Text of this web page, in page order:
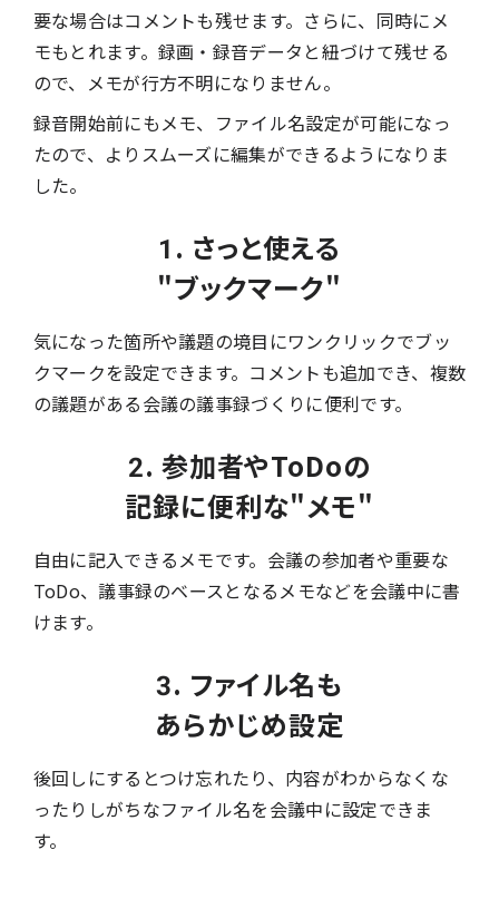
要な場合はコメントも残せます。さらに、同時にメ
モもとれます。録画・録音データと紐づけて残せる
ので、メモが行方不明になりません。
録音開始前にもメモ、ファイル名設定が可能になっ
たので、よりスムーズに編集ができるようになりま
した。
1. さっと使える
"ブックマーク"
気になった箇所や議題の境目にワンクリックでブッ
クマークを設定できます。コメントも追加でき、複数
の議題がある会議の議事録づくりに便利です。
2. 参加者やToDoの
記録に便利な"メモ"
自由に記入できるメモです。会議の参加者や重要な
ToDo、議事録のベースとなるメモなどを会議中に書
けます。
3. ファイル名も
あらかじめ設定
後回しにするとつけ忘れたり、内容がわからなくな
ったりしがちなファイル名を会議中に設定できま
す。